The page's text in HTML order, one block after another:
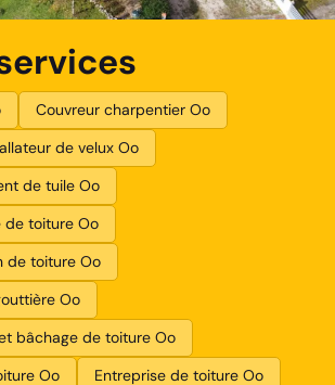
Couvreur charpentier Oo
de velux Oo
de tuile Oo
de toiture Oo
de toiture Oo
Oo
bâchage de toiture Oo
Oo
Entreprise de toiture Oo